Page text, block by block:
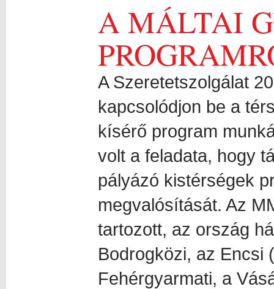
A MÁLTAI
A Szeretetszolgálat
kapcsolódjon be a
kísérő program
volt a feladata, hogy
pályázó kistérségek
megvalósítását. Az
tartozott, az ország
Bodrogközi, az Encsi
Fehérgyarmati, a